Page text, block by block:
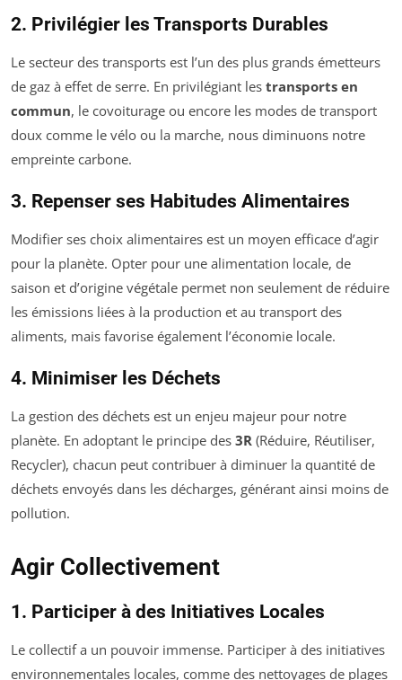
2. Privilégier les Transports Durables
Le secteur des transports est l’un des plus grands émetteurs
de gaz à effet de serre. En privilégiant les transports en
commun, le covoiturage ou encore les modes de transport
doux comme le vélo ou la marche, nous diminuons notre
empreinte carbone.
3. Repenser ses Habitudes Alimentaires
Modifier ses choix alimentaires est un moyen efficace d’agir
pour la planète. Opter pour une alimentation locale, de
saison et d’origine végétale permet non seulement de réduire
les émissions liées à la production et au transport des
aliments, mais favorise également l’économie locale.
4. Minimiser les Déchets
La gestion des déchets est un enjeu majeur pour notre
planète. En adoptant le principe des 3R (Réduire, Réutiliser,
Recycler), chacun peut contribuer à diminuer la quantité de
déchets envoyés dans les décharges, générant ainsi moins de
pollution.
Agir Collectivement
1. Participer à des Initiatives Locales
Le collectif a un pouvoir immense. Participer à des initiatives
environnementales locales, comme des nettoyages de plages